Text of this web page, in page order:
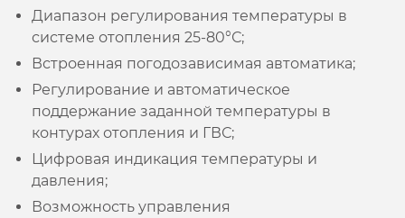
Диапазон регулирования температуры в
системе отопления 25-80°С;
Встроенная погодозависимая автоматика;
Регулирование и автоматическое
поддержание заданной температуры в
контурах отопления и ГВС;
Цифровая индикация температуры и
давления;
Возможность управления